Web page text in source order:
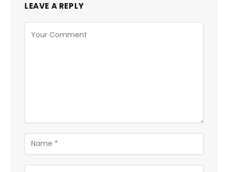
LEAVE A REPLY